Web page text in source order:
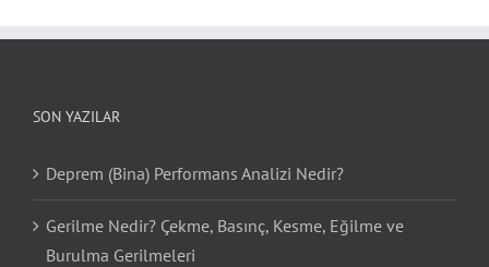
SON YAZILAR
Deprem (Bina) Performans Analizi Nedir?
Gerilme Nedir? Çekme, Basınç, Kesme, Eğilme ve
Burulma Gerilmeleri